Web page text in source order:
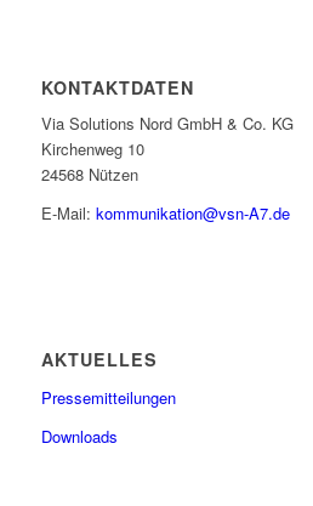
KONTAKTDATEN
Via Solutions Nord GmbH & Co. KG
Kirchenweg 10
24568 Nützen
E-Mail: kommunikation@vsn-A7.de
AKTUELLES
Pressemitteilungen
Downloads